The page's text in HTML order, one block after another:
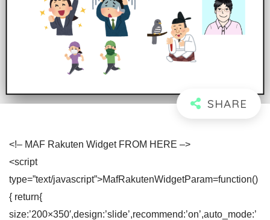
<!– MAF Rakuten Widget FROM HERE –>
<script
type=”text/javascript”>MafRakutenWidgetParam=function()
{ return{
size:’200×350′,design:’slide’,recommend:’on’,auto_mode:’